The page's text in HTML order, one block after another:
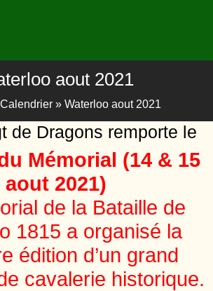
aout 2021
Calendrier » Waterloo aout 2021
de Dragons remporte le
Mémorial (14 & 15
aout 2021)
de la Bataille de
1815 a organisé la
édition d’un grand
cavalerie historique.